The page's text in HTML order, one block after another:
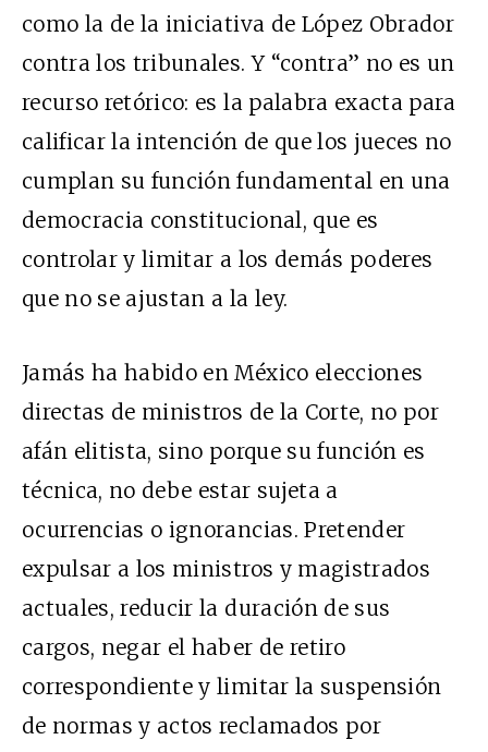
como la de la iniciativa de López Obrador
contra los tribunales. Y “contra” no es un
recurso retórico: es la palabra exacta para
calificar la intención de que los jueces no
cumplan su función fundamental en una
democracia constitucional, que es
controlar y limitar a los demás poderes
que no se ajustan a la ley.
Jamás ha habido en México elecciones
directas de ministros de la Corte, no por
afán elitista, sino porque su función es
técnica, no debe estar sujeta a
ocurrencias o ignorancias. Pretender
expulsar a los ministros y magistrados
actuales, reducir la duración de sus
cargos, negar el haber de retiro
correspondiente y limitar la suspensión
de normas y actos reclamados por